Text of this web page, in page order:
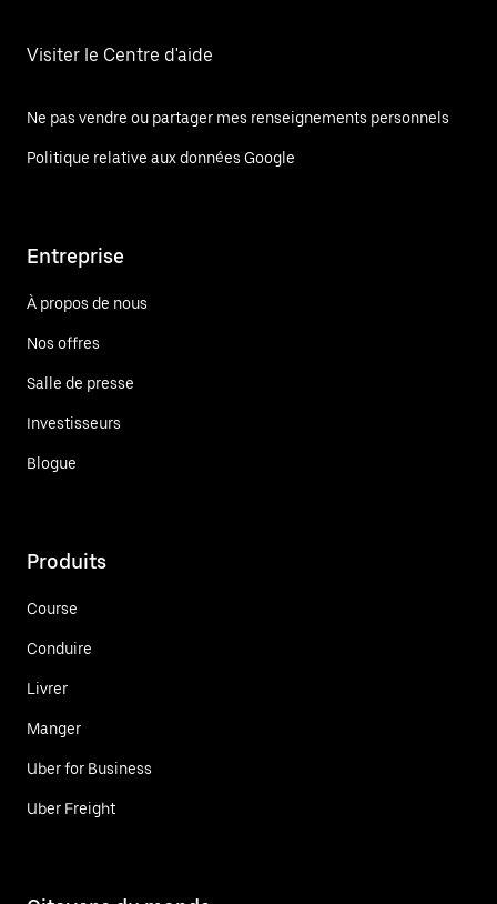
Visiter le Centre d'aide
Ne pas vendre ou partager mes renseignements personnels
Politique relative aux données Google
Entreprise
À propos de nous
Nos offres
Salle de presse
Investisseurs
Blogue
Produits
Course
Conduire
Livrer
Manger
Uber for Business
Uber Freight